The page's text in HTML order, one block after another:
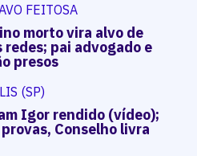
FEITOSA
morto vira alvo de
redes; pai advogado e
presos
(SP)
Igor rendido (vídeo);
Conselho livra